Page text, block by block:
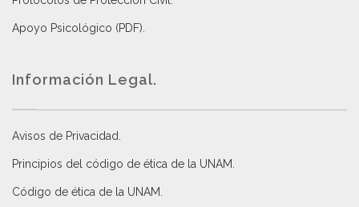
Apoyo Psicológico (PDF)
Información Legal.
Avisos de Privacidad
Principios del código de ética de la UNAM
Código de ética de la UNAM